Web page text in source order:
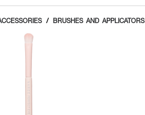
/ BRUSHES AND APPLICATORS